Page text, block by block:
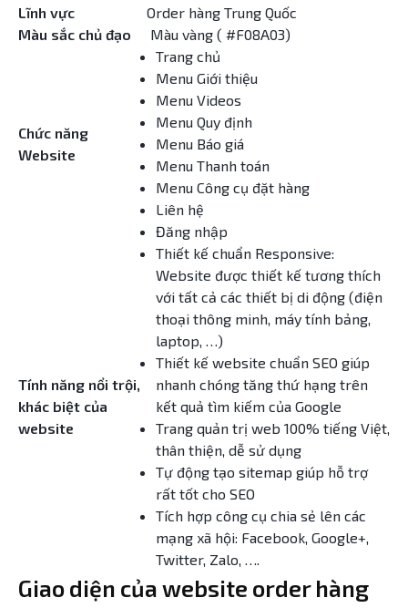
Lĩnh vực
Order hàng Trung Quốc
Màu sắc chủ đạo
Màu vàng ( #F08A03)
Chức năng
Website
Trang chủ
Menu Giới thiệu
Menu Videos
Menu Quy định
Menu Báo giá
Menu Thanh toán
Menu Công cụ đặt hàng
Liên hệ
Đăng nhập
Tính năng nổi trội,
khác biệt của
website
Thiết kế chuẩn Responsive:
Website được thiết kế tương thích
với tất cả các thiết bị di động (điện
thoại thông minh, máy tính bảng,
laptop, …)
Thiết kế website chuẩn SEO giúp
nhanh chóng tăng thứ hạng trên
kết quả tìm kiếm của Google
Trang quản trị web 100% tiếng Việt,
thân thiện, dễ sử dụng
Tự động tạo sitemap giúp hỗ trợ
rất tốt cho SEO
Tích hợp công cụ chia sẻ lên các
mạng xã hội: Facebook, Google+,
Twitter, Zalo, ….
Giao diện của website order hàng